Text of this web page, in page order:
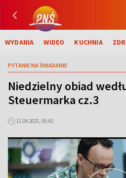
WYDANIA WIDEO KUCHNIA
PYTANIE NA ŚNIADANIE
Niedzielny obiad
Steuermarka cz.3
11.04.2021, 05:42